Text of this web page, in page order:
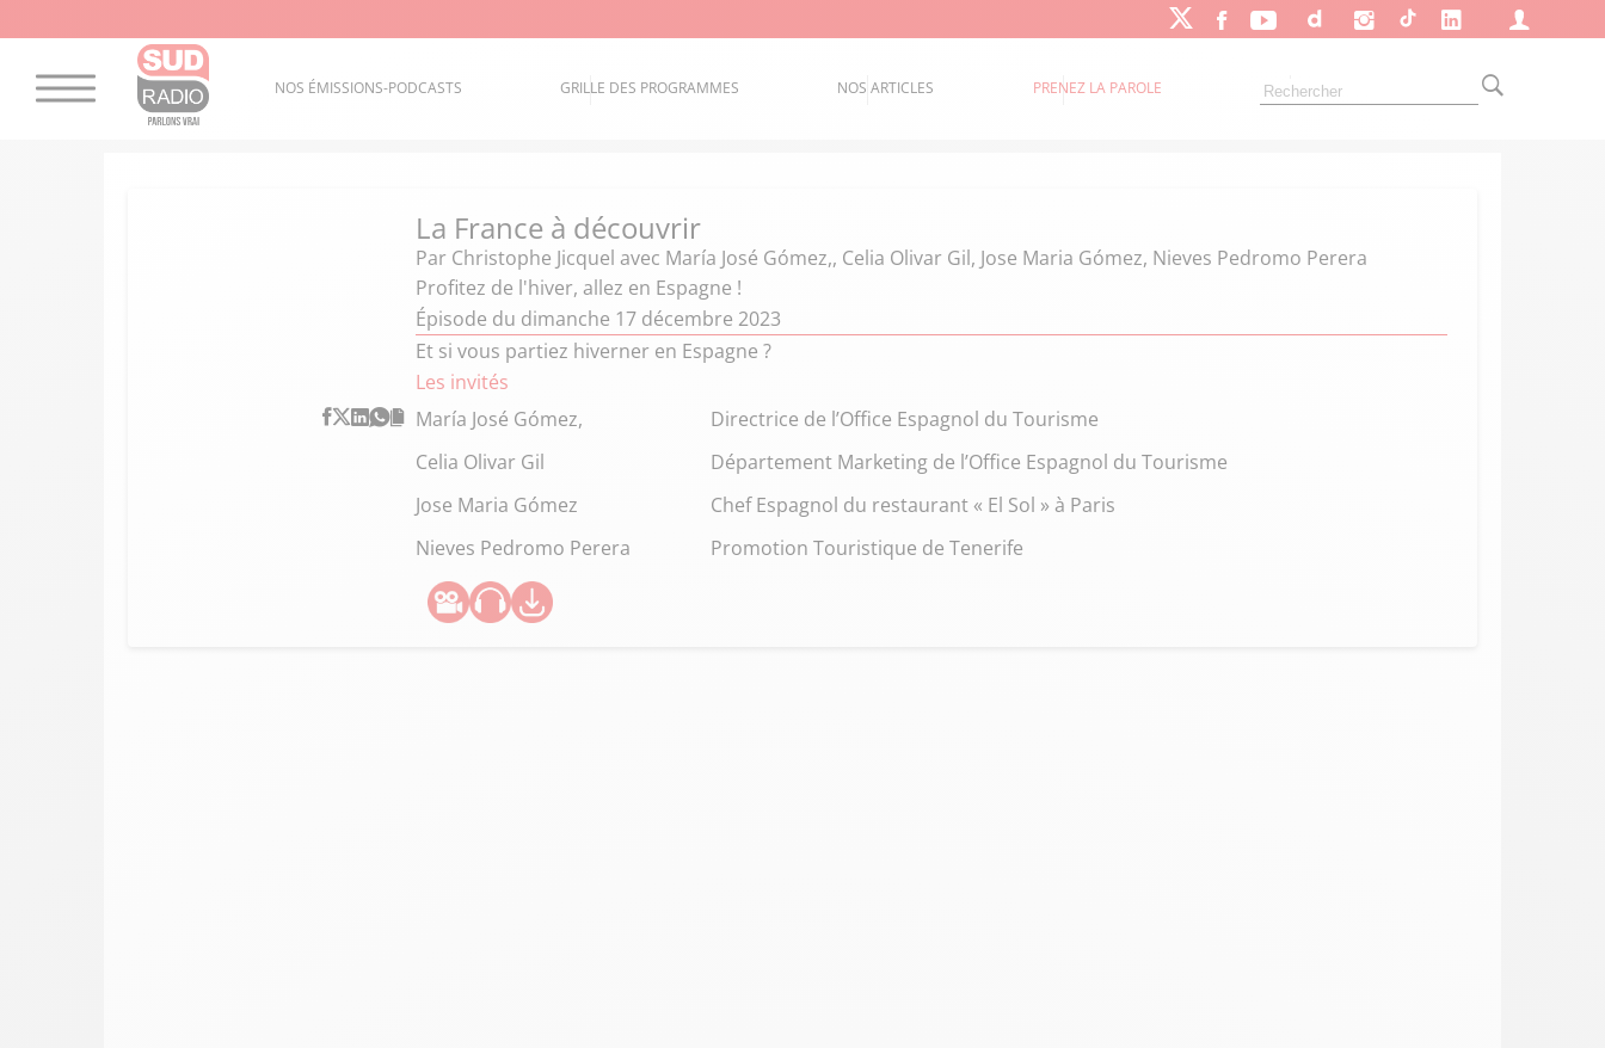
NOS ÉMISSIONS-PODCASTS GRILLE DES PROGRAMMES NOS ARTICLES PRENEZ LA PAROLE
La France à découvrir
Par Christophe Jicquel avec María José Gómez,, Celia Olivar Gil, Jose Maria Gómez, Nieves Pedromo Perera
Profitez de l'hiver, allez en Espagne !
Épisode du dimanche 17 décembre 2023
Et si vous partiez hiverner en Espagne ?
Les invités
María José Gómez,
Directrice de l’Office Espagnol du Tourisme
Celia Olivar Gil
Département Marketing de l’Office Espagnol du Tourisme
Jose Maria Gómez
Chef Espagnol du restaurant « El Sol » à Paris
Nieves Pedromo Perera
Promotion Touristique de Tenerife